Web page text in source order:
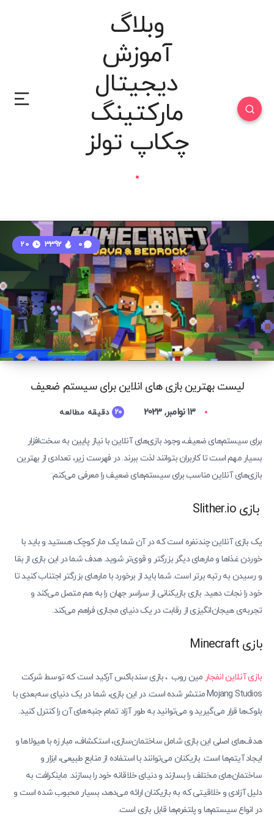
وبلاگ
آموزش
دیجیتال
مارکتینگ
چکاپ تولز
لیست بهترین بازی های انلاین برای سیستم ضعیف
0
3392
13 نوامبر, 2023 20 دقیقه مطالعه
برای سیستم‌های ضعیف، وجود بازی‌های آنلاین با نیاز پایین به سخت‌افزار
بسیار مهم است تا کاربران بتوانند لذت ببرند. در فهرست زیر، تعدادی از بهترین
بازی‌های آنلاین مناسب برای سیستم‌های ضعیف را معرفی می‌کنم:
بازی Slither.io
یک بازی آنلاین چندنفره است که در آن شما یک مار کوچک هستید و باید با
خوردن غذاها و مارهای دیگر بزرگتر و قوی‌تر شوید. هدف شما در این بازی از بقا
و رسیدن به رتبه برتر است. شما باید از برخورد با مارهای بزرگتر اجتناب کنید تا
خود را نجات دهید. بازی بازیکنانی از سراسر جهان را به هم متصل می‌کند و
تجربه‌ی هیجان‌انگیزی از رقابت در یک دنیای مجازی فراهم می‌کند.
بازی Minecraft
بازی آنلاین انفجار مین روب ، بازی سندباکس آرکید است که توسط شرکت
Mojang Studios منتشر شده است. در این بازی، شما در یک دنیای سه‌بعدی با
بلوک‌ها قرار می‌گیرید و می‌توانید به طور آزاد تمام جنبه‌های آن را کنترل کنید.
هدف‌های اصلی این بازی شامل ساختمان‌سازی، استکشاف، مبارزه با هیولاها و
ایجاد آیتم‌ها است. بازیکنان می‌توانند با استفاده از منابع طبیعی، ابزار و
ساختمان‌های مختلف را بسازند و دنیای خلاقانه خود را بسازند. ماینکرافت به
دلیل آزادی و خلاقیتی که به بازیکنان ارائه می‌دهد، بسیار محبوب شده است و
در انواع سیستم‌ها و پلتفرم‌ها قابل بازی است.